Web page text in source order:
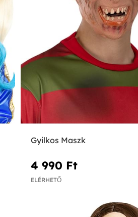
Gyilkos Maszk
4 990 Ft‎
ELÉRHETŐ